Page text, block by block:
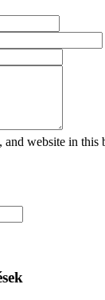
and website in this